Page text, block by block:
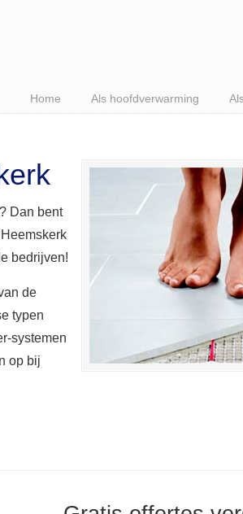
Home Als hoofdverwarming
Dan bent
Heemskerk
bedrijven!
de
typen
systemen
op bij